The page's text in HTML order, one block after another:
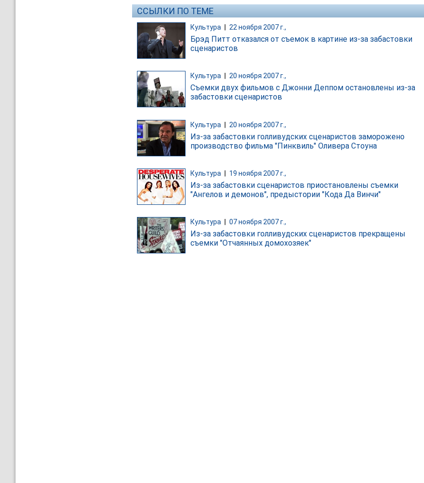
ССЫЛКИ ПО ТЕМЕ
Культура 22 ноября 2007 г.,
Брэд Питт отказался от съемок в картине из-за забастовки
сценаристов
Культура 20 ноября 2007 г.,
Съемки двух фильмов с Джонни Деппом остановлены из-за
забастовки сценаристов
Культура | 20 ноября 2007 г.,
Из-за забастовки голливудских сценаристов заморожено
производство фильма "Пинквиль" Оливера Стоуна
Культура 19 ноября 2007 г.,
Из-за забастовки сценаристов приостановлены съемки
"Ангелов и демонов", предыстории "Кода Да Винчи"
Культура 07 ноября 2007 г.,
Из-за забастовки голливудских сценаристов прекращены
съемки "Отчаянных домохозяек"